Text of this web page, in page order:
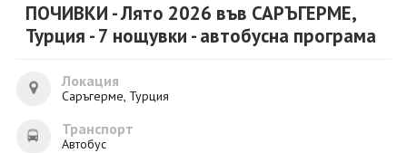
ПОЧИВКИ
ЕКЗОТИКА
ЕКСКУРЗИИ
ПОЧИВКИ - Лято 2026 във САРЪГЕРМЕ,
Турция - 7 нощувки - автобусна програма
Локация
Саръгерме, Турция
Транспорт
Автобус